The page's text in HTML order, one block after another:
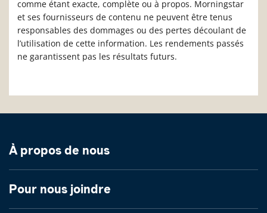
comme étant exacte, complète ou à propos. Morningstar
et ses fournisseurs de contenu ne peuvent être tenus
responsables des dommages ou des pertes découlant de
l’utilisation de cette information. Les rendements passés
ne garantissent pas les résultats futurs.
À propos de nous
Pour nous joindre